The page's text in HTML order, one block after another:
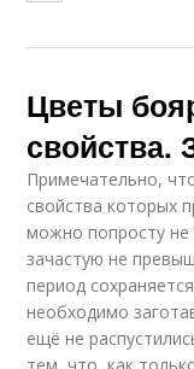
Цветы
свойства.
Примечательно,
свойства которых
можно попросту не
зачастую не
период
необходимо
ещё не